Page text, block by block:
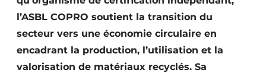
l’ASBL COPRO soutient la transition du
secteur vers une économie circulaire en
encadrant la production, l’utilisation et la
valorisation de matériaux recyclés. Sa